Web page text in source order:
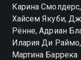
Карина
Хайсем Якуби,
Рённе, Адриан
Илария Ди
Мартина Баррека